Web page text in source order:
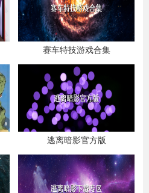
赛车特技游戏合集
逃离暗影官方版